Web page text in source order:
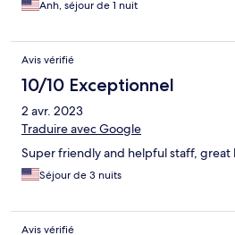
Anh, séjour de 1 nuit
Avis vérifié
10/10 Exceptionnel
2 avr. 2023
Traduire avec Google
Super friendly and helpful staff, great
Séjour de 3 nuits
Avis vérifié